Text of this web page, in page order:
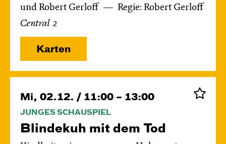
und Robert Gerloff
Regie: Robert Gerloff
Central 2
Karten
Mi, 02.12. / 11:00 – 13:00
JUNGES SCHAUSPIEL
Blinde­kuh mit dem Tod